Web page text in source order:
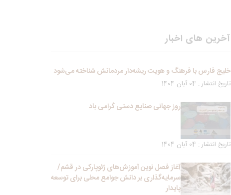
آخرین های اخبار
خلیج فارس با فرهنگ و هویت ریشه‌دار مردمانش شناخته می‌شود
تاریخ انتشار : 04 آبان 1404
روز جهانی صنایع دستی گرامی باد
تاریخ انتشار : 04 آبان 1404
آغاز فصل نوین آموزش‌های ژئوپارکی در قشم/
سرمایه‌گذاری بر دانش جوامع محلی برای توسعه
پایدار